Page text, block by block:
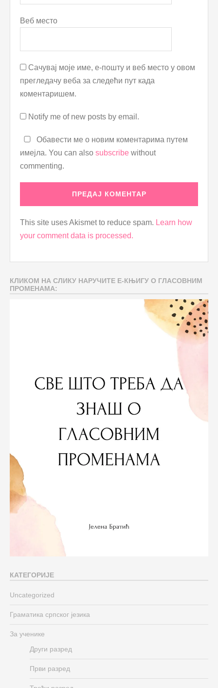
Веб место
Сачувај моје име, е-пошту и веб место у овом
прегледачу веба за следећи пут када
коментаришем.
Notify me of new posts by email.
Обавести ме о новим коментарима путем
имејла. You can also subscribe without
commenting.
This site uses Akismet to reduce spam. Learn how
your comment data is processed.
КЛИКОМ НА СЛИКУ НАРУЧИТЕ Е-КЊИГУ О ГЛАСОВНИМ
ПРОМЕНАМА:
КАТЕГОРИЈЕ
Uncategorized
Граматика српског језика
За ученике
Други разред
Први разред